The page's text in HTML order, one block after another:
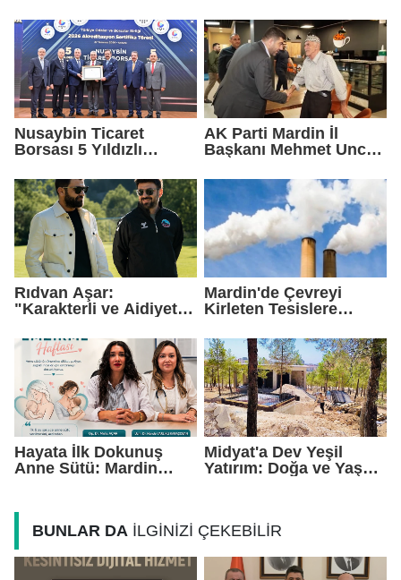
Nusaybin Ticaret
Borsası 5 Yıldızlı
Yeniden Aldı
AK Parti Mardin İl
Başkanı Mehmet Uncu:
Geleceğimizi
Korumaktır"
Rıdvan Aşar:
"Karakterli ve Aidiyet
Kadro Kuruyoruz"
Mardin'de Çevreyi
Kirleten Tesislere
TL Yaptırım
Hayata İlk Dokunuş
Anne Sütü: Mardin
Midyat'a Dev Yeşil
Yatırım: Doğa ve Yaşam
BUNLAR DA İLGİNİZİ ÇEKEBİLİR